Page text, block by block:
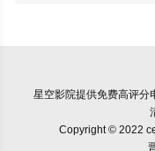
星空影院提供免费高评分
Copyright © 2022